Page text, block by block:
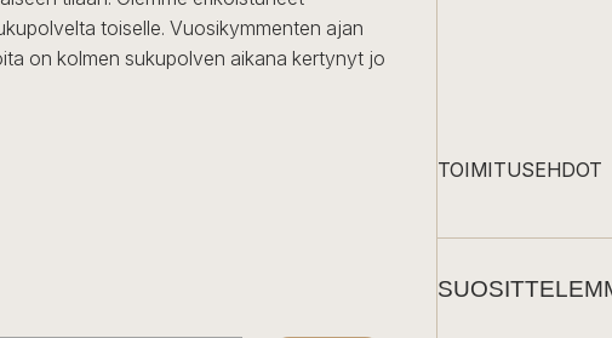
toiselle. Vuosikymmenten ajan
on kolmen sukupolven aikana kertynyt jo
TOIMITUSEHDOT